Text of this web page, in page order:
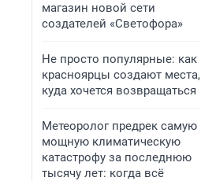
магазин новой сети
создателей «Светофора»
Не просто популярные: как
красноярцы создают места,
куда хочется возвращаться
Метеоролог предрек самую
мощную климатическую
катастрофу за последнюю
тысячу лет: когда всё